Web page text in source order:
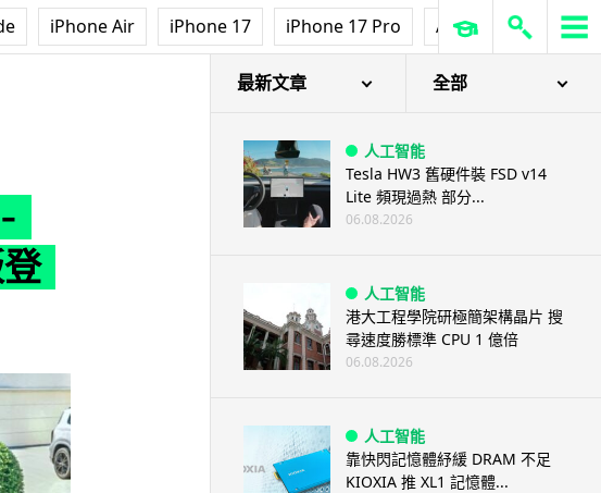
iPhone Air iPhone 17 iPhone 17 Pro AirPods Pro 3
最新文章 全部
人工智能
Tesla HW3 舊硬件裝 FSD v14
Lite 頻現過熱 部分...
06.08.2026
人工智能
港大工程學院研極簡架構晶片 搜
尋速度勝標準 CPU 1 億倍
06.08.2026
人工智能
靠快閃記憶體紓緩 DRAM 不足
KIOXIA 推 XL1 記憶體...